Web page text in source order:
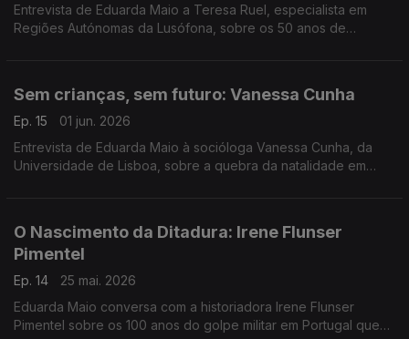
Entrevista de Eduarda Maio a Teresa Ruel, especialista em
Regiões Autónomas da Lusófona, sobre os 50 anos de
Sem crianças, sem futuro: Vanessa Cunha
Ep. 15
01 jun. 2026
Entrevista de Eduarda Maio à socióloga Vanessa Cunha, da
Universidade de Lisboa, sobre a quebra da natalidade em
O Nascimento da Ditadura: Irene Flunser
Pimentel
Ep. 14
25 mai. 2026
Eduarda Maio conversa com a historiadora Irene Flunser
Pimentel sobre os 100 anos do golpe militar em Portugal que